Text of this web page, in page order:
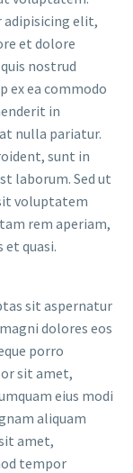
adipisicing elit,
et dolore
nostrud
ex ea commodo
in
nulla pariatur.
sunt in
laborum. Sed ut
voluptatem
rem aperiam,
et quasi.
sit aspernatur
dolores eos
porro
sit amet,
eius modi
aliquam
amet,
tempor